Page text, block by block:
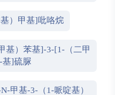
）甲基]吡咯烷
基）苯基]-3-[1-（二甲
基]硫脲
甲基-3-（1-哌啶基）